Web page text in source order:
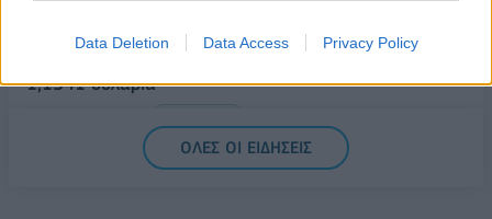
Data Deletion Data Access Privacy Policy
1,1541 δολάρια
ΟΛΕΣ ΟΙ ΕΙΔΗΣΕΙΣ